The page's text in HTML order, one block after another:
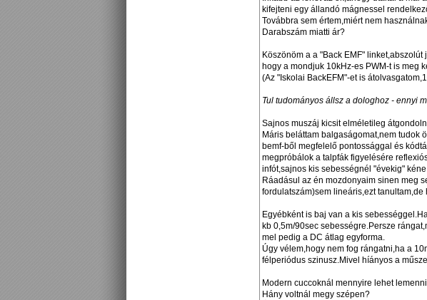
kifejteni egy állandó mágnessel
Továbbra sem értem,miért nem
Darabszám miatti ár?
Köszönöm a a "Back EMF"
hogy a mondjuk 10kHz-es PWM-t is meg
(Az "Iskolai BackEFM"-et is
Tul tudományos állsz a dologhoz - ennyi
Sajnos muszáj kicsit elméletileg
Máris beláttam balgaságomat,nem tudok
bemf-ből megfelelő pontossággal és
megpróbálok a talpfák figyelésére
infót,sajnos kis sebességnél "évekig"
Ráadásul az én mozdonyaim sinen meg
fordulatszám)sem lineáris,ezt
Egyébként is baj van a kis
kb 0,5m/90sec sebességre.Persze
mel pedig a DC átlag egyforma.
Úgy vélem,hogy nem fog rángatni,ha a
félperiódus szinusz.Mivel híányos a
Modern cuccoknál mennyire lehet
Hány voltnál megy szépen?